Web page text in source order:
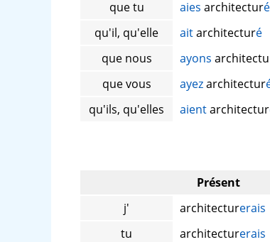
que tu
aies architecturé
qu'il, qu'elle
aitarchitecturé
que nous
ayons
que vous
ayezarchitectur
qu'ils, qu'elles
aientarchitectur
Présent
j'
architecturerais
tu
architecturerais